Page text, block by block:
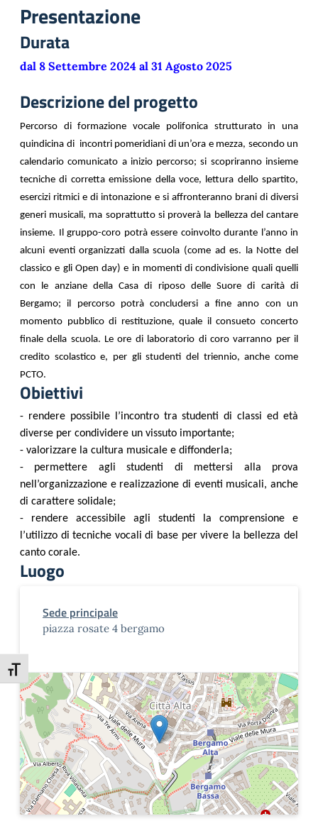
Attiva/disattiva dimensione testo
Presentazione
Durata
dal 8 Settembre 2024 al 31 Agosto 2025
Descrizione del progetto
Percorso di formazione vocale polifonica strutturato in una
quindicina di incontri pomeridiani di un’ora e mezza, secondo un
calendario comunicato a inizio percorso; si scopriranno insieme
tecniche di corretta emissione della voce, lettura dello spartito,
esercizi ritmici e di intonazione e si affronteranno brani di diversi
generi musicali, ma soprattutto si proverà la bellezza del cantare
insieme. Il gruppo-coro potrà essere coinvolto durante l’anno in
alcuni eventi organizzati dalla scuola (come ad es. la Notte del
classico e gli Open day) e in momenti di condivisione quali quelli
con le anziane della Casa di riposo delle Suore di carità di
Bergamo; il percorso potrà concludersi a fine anno con un
momento pubblico di restituzione, quale il consueto concerto
finale della scuola. Le ore di laboratorio di coro varranno per il
credito scolastico e, per gli studenti del triennio, anche come
PCTO.
Obiettivi
- rendere possibile l’incontro tra studenti di classi ed età
diverse per condividere un vissuto importante;
- valorizzare la cultura musicale e diffonderla;
- permettere agli studenti di mettersi alla prova
nell’organizzazione e realizzazione di eventi musicali, anche
di carattere solidale;
- rendere accessibile agli studenti la comprensione e
l’utilizzo di tecniche vocali di base per vivere la bellezza del
canto corale.
Luogo
Sede principale
piazza rosate 4 bergamo